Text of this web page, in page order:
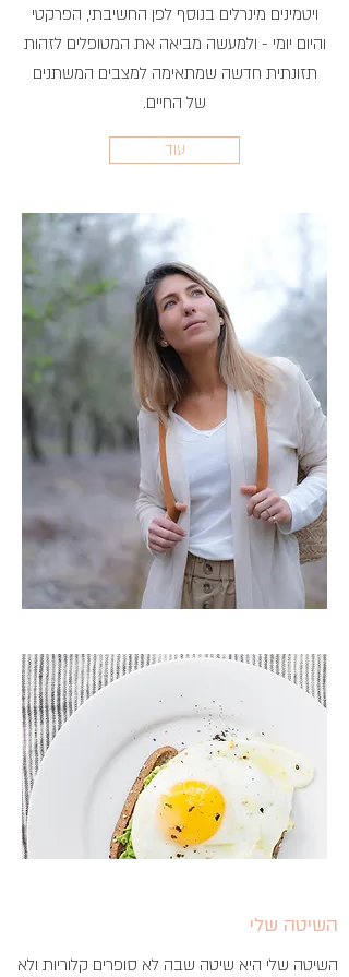
ויטמינים מינרלים בנוסף לפן החשיבתי, הפרקטי
והיום יומי - ולמעשה מביאה את המטופלים לזהות
תזונתית חדשה שמתאימה למצבים המשתנים
של החיים.
עוד
השיטה שלי
השיטה שלי היא שיטה שבה לא סופרים קלוריות ולא